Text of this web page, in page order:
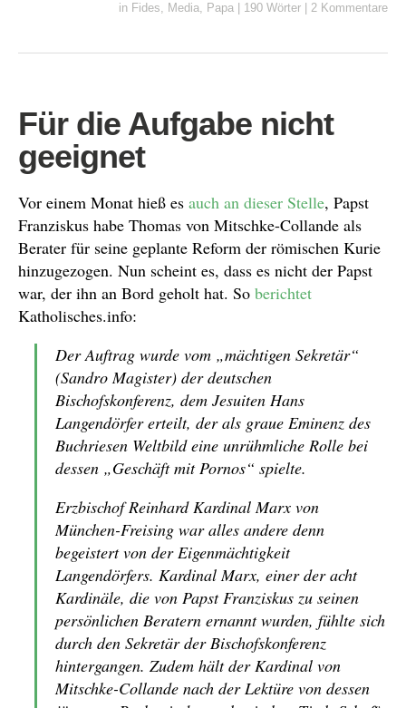
in Fides, Media, Papa 190 Wörter 2 Kommentare
Für die Aufgabe nicht
geeignet
Vor einem Monat hieß es auch an dieser Stelle, Papst
Franziskus habe Thomas von Mitschke-Collande als
Berater für seine geplante Reform der römischen Kurie
hinzugezogen. Nun scheint es, dass es nicht der Papst
war, der ihn an Bord geholt hat. So berichtet
Katholisches.info:
Der Auftrag wurde vom „mächtigen Sekretär“
(Sandro Magister) der deutschen
Bischofskonferenz, dem Jesuiten Hans
Langendörfer erteilt, der als graue Eminenz des
Buchriesen Weltbild eine unrühmliche Rolle bei
dessen „Geschäft mit Pornos“ spielte.
Erzbischof Reinhard Kardinal Marx von
München-Freising war alles andere denn
begeistert von der Eigenmächtigkeit
Langendörfers. Kardinal Marx, einer der acht
Kardinäle, die von Papst Franziskus zu seinen
persönlichen Beratern ernannt wurden, fühlte sich
durch den Sekretär der Bischofskonferenz
hintergangen. Zudem hält der Kardinal von
Mitschke-Collande nach der Lektüre von dessen